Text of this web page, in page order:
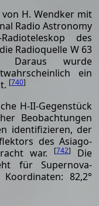
H. Wendker mit
Radio Astronomy
des
Radioquelle W 63
Daraus wurde
ein
[740]
H-II-Gegenstück
Beobachtungen
identifizieren, der
des Asiago-
war.
[742]
Die
für Supernova-
82,2°